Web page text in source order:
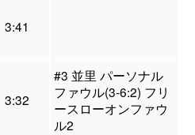
3:41
3:32
#3 並里 パーソナル
ファウル(3-6:2) フリ
ースローオンファウ
ル2